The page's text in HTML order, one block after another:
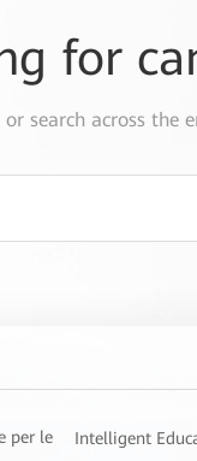
for
search across the
per le
Intelligent